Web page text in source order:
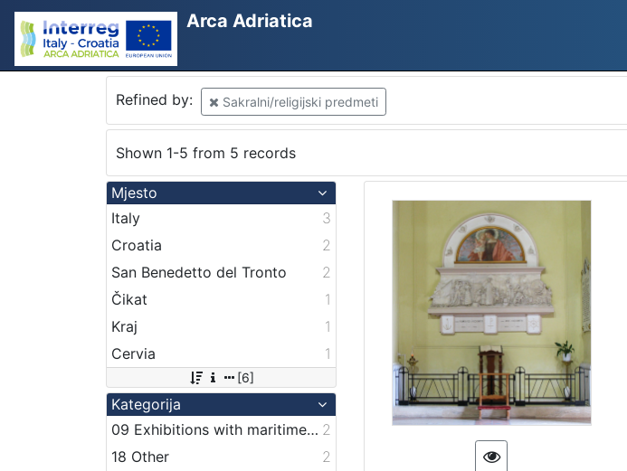
Arca Adriatica
Refined by: Sakralni/religijski predmeti
Shown 1-5 from 5 records
Mjesto
Italy
3
Croatia
2
San Benedetto del Tronto
2
Čikat
1
Kraj
1
Cervia
1
[6]
Kategorija
09 Exhibitions with maritime theme 2
18 Other
2